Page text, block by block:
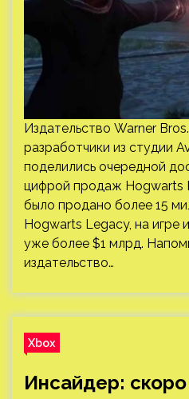
Издательство Warner
разработчики из студии
поделились очередной
цифрой продаж Hogwarts
было продано более 15
Hogwarts Legacy, на игре
уже более $1 млрд.
издательство…
Xbox
Инсайдер: